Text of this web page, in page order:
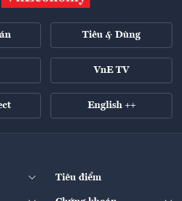
Tiêu & Dùng
VnE TV
English ++
Tiêu điểm